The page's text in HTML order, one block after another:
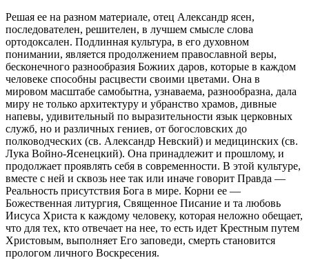
Решая ее на разном материале, отец Александр ясен,
последователен, решителен, в лучшем смысле слова
ортодоксален. Подлинная культура, в его духовном
понимании, является продолжением православной веры,
бесконечного разнообразия Божиих даров, которые в каждом
человеке способны расцвести своими цветами. Она в
мировом масштабе самобытна, узнаваема, разнообразна, дала
миру не только архитектуру и убранство храмов, дивные
напевы, удивительный по выразительности язык церковных
служб, но и различных гениев, от богословских до
полководческих (св. Александр Невский) и медицинских (св.
Лука Войно-Ясенецкий). Она принадлежит и прошлому, и
продолжает проявлять себя в современности. В этой культуре,
вместе с ней и сквозь нее так или иначе говорит Правда —
Реальность присутствия Бога в мире. Корни ее —
Божественная литургия, Священное Писание и та любовь
Иисуса Христа к каждому человеку, которая неложно обещает,
что для тех, кто отвечает на нее, то есть идет Крестным путем
Христовым, выполняет Его заповеди, смерть становится
прологом личного Воскресения.